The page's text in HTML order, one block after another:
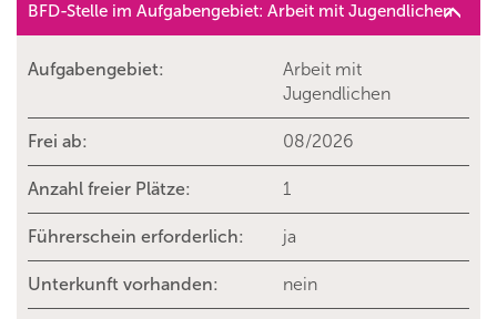
BFD-Stelle im Aufgabengebiet: Arbeit mit Jugendlichen
Aufgabengebiet:
Arbeit mit
Jugendlichen
Frei ab: 08/2026
Anzahl freier Plätze: 1
Führerschein erforderlich: ja
Unterkunft vorhanden: nein